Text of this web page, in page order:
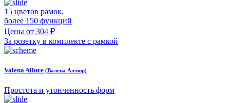
15 цветов рамок,
более 150 функций
Цены от 304 ₽
За розетку в комплекте с рамкой
Valena Allure (Валена Аллюр)
Простота и утонченность форм